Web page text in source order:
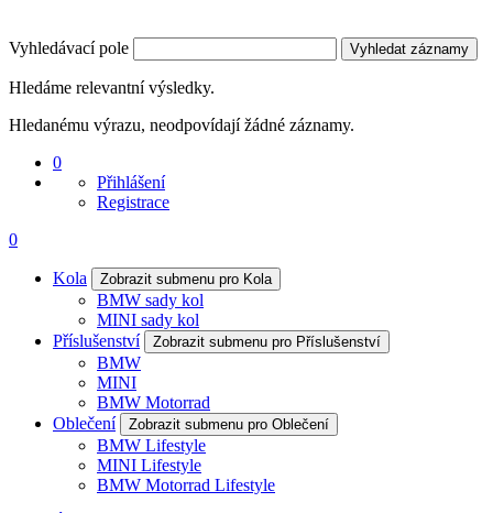
Vyhledávací pole Vyhledat záznamy
Hledáme relevantní výsledky.
Hledanému výrazu, neodpovídají žádné záznamy.
0
Přihlášení
Registrace
0
Kola Zobrazit submenu pro Kola
BMW sady kol
MINI sady kol
Příslušenství
Zobrazit submenu pro Příslušenství
BMW
MINI
BMW Motorrad
Oblečení
Zobrazit submenu pro Oblečení
BMW Lifestyle
MINI Lifestyle
BMW Motorrad Lifestyle